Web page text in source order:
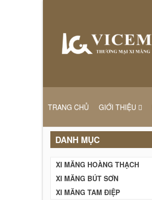
TRANG CHỦ GIỚI THIỆU
DANH MỤC
XI MĂNG HOÀNG THẠCH
XI MĂNG BÚT SƠN
XI MĂNG TAM ĐIỆP